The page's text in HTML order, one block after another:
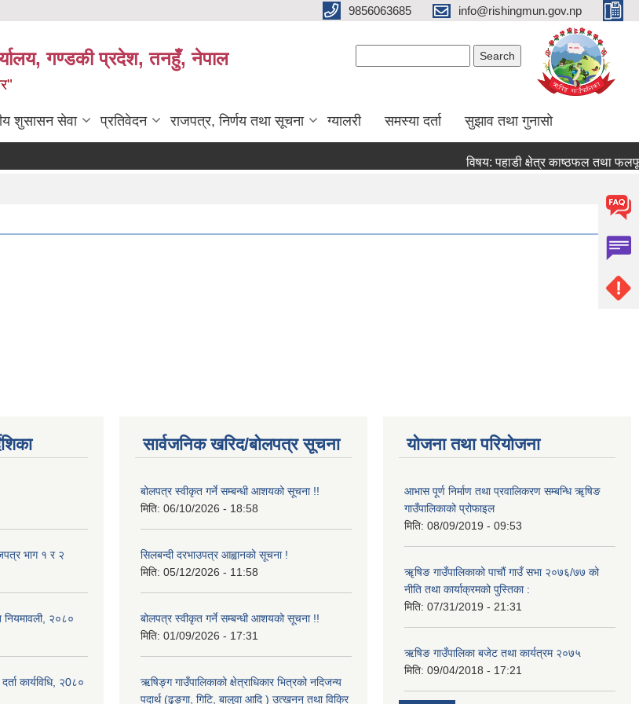
9856063685 info@rishingmun.gov.np
गण्डकी प्रदेश, तनहुँ, नेपाल
शुसासन सेवा प्रतिवेदन राजपत्र, निर्णय तथा सूचना ग्यालरी समस्या दर्ता सुझाव तथा गुनासो
विषय: पहाडी क्षेत्र काष्ठफल तथा
भाग १ र २
२०८०
कार्यविधि, २0८०
सार्वजनिक खरिद/बोलपत्र सूचना
बोलपत्र स्वीकृत गर्ने सम्बन्धी आशयको सूचना !!
मिति: 06/10/2026 - 18:58
सिलबन्दी दरभाउपत्र आह्वानको सूचना !
मिति: 05/12/2026 - 11:58
बोलपत्र स्वीकृत गर्ने सम्बन्धी आशयको सूचना !!
मिति: 01/09/2026 - 17:31
ऋषिङ्ग गाउँपालिकाको क्षेत्राधिकार भित्रको नदिजन्य
पदार्थ (ढुङ्गा, गिटि, बालुवा आदि ) उत्खनन् तथा विक्रि
योजना तथा परियोजना
आभास पूर्ण निर्माण तथा प्रवालिकरण सम्बन्धि ॠषिङ
गाउँपालिकाको प्रोफाइल
मिति: 08/09/2019 - 09:53
ॠषिङ गाउँपालिकाको पाचौं गाउँ सभा २०७६/७७ को
नीति तथा कार्याक्रमको पुस्तिका :
मिति: 07/31/2019 - 21:31
ऋषिङ गाउँपालिका बजेट तथा कार्यत्रम २०७५
मिति: 09/04/2018 - 17:21